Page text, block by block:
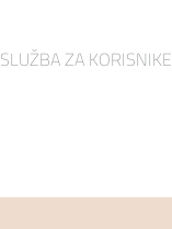
SLUŽBA ZA KORISNIKE